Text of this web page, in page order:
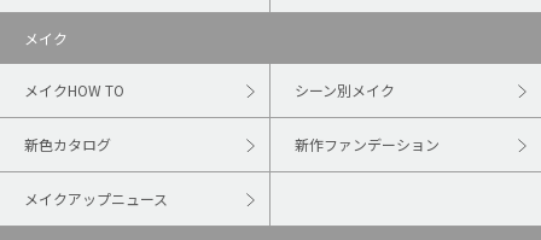
メイク
メイクHOW TO シーン別メイク
新色カタログ 新作ファンデーション
メイクアップニュース